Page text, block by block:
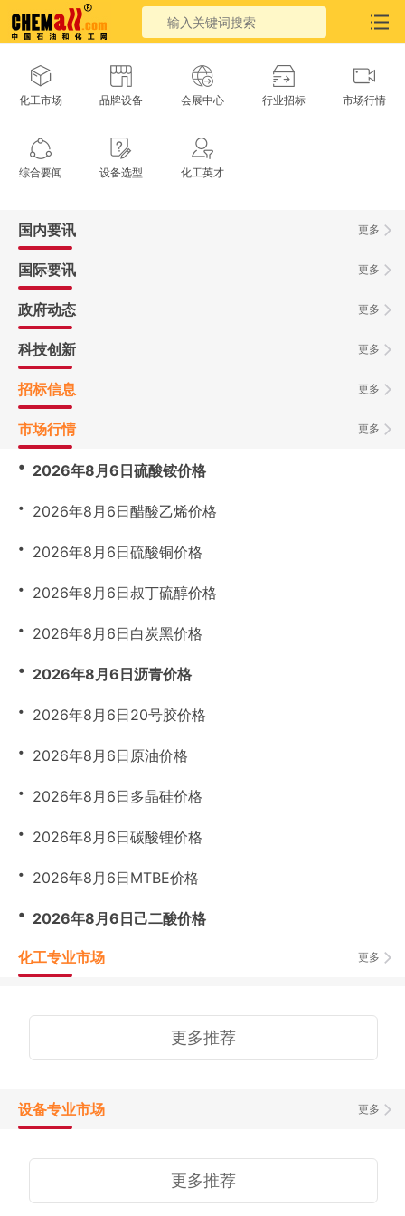
化工市场 品牌设备 会展中心 行业招标 市场行情
综合要闻 设备选型 化工英才
更多
国内要讯
更多
国际要讯
更多
政府动态
更多
科技创新
更多
招标信息
更多
市场行情
・ 2026年8月6日硫酸铵价格
・ 2026年8月6日醋酸乙烯价格
・ 2026年8月6日硫酸铜价格
・ 2026年8月6日叔丁硫醇价格
・ 2026年8月6日白炭黑价格
・ 2026年8月6日沥青价格
・ 2026年8月6日20号胶价格
・ 2026年8月6日原油价格
・ 2026年8月6日多晶硅价格
・ 2026年8月6日碳酸锂价格
・ 2026年8月6日MTBE价格
・ 2026年8月6日己二酸价格
更多
化工专业市场
更多推荐
更多
设备专业市场
更多推荐